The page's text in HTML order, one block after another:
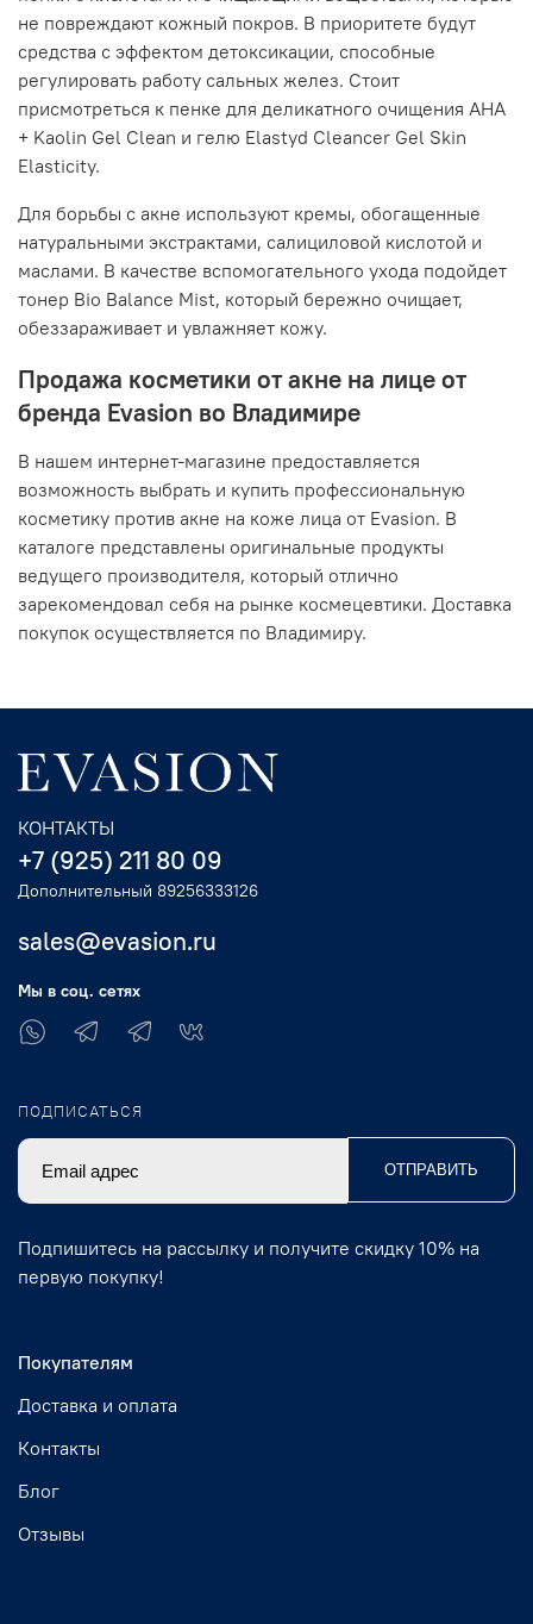
не повреждают кожный покров. В приоритете будут
средства с эффектом детоксикации, способные
регулировать работу сальных желез. Стоит
присмотреться к пенке для деликатного очищения AHA
+ Kaolin Gel Clean и гелю Elastyd Cleancer Gel Skin
Elasticity.
Для борьбы с акне используют кремы, обогащенные
натуральными экстрактами, салициловой кислотой и
маслами. В качестве вспомогательного ухода подойдет
тонер Bio Balance Mist, который бережно очищает,
обеззараживает и увлажняет кожу.
Продажа косметики от акне на лице от
бренда Evasion во Владимире
В нашем интернет-магазине предоставляется
возможность выбрать и купить профессиональную
косметику против акне на коже лица от Evasion. В
каталоге представлены оригинальные продукты
ведущего производителя, который отлично
зарекомендовал себя на рынке космецевтики. Доставка
покупок осуществляется по Владимиру.
Покупателям
Доставка и оплата
Контакты
Блог
Отзывы
КОНТАКТЫ
+7 (925) 211 80 09
Дополнительный 89256333126
sales@evasion.ru
Мы в соц. сетях
ПОДПИСАТЬСЯ
ОТПРАВИТЬ
Подпишитесь на рассылку и получите скидку 10% на
первую покупку!